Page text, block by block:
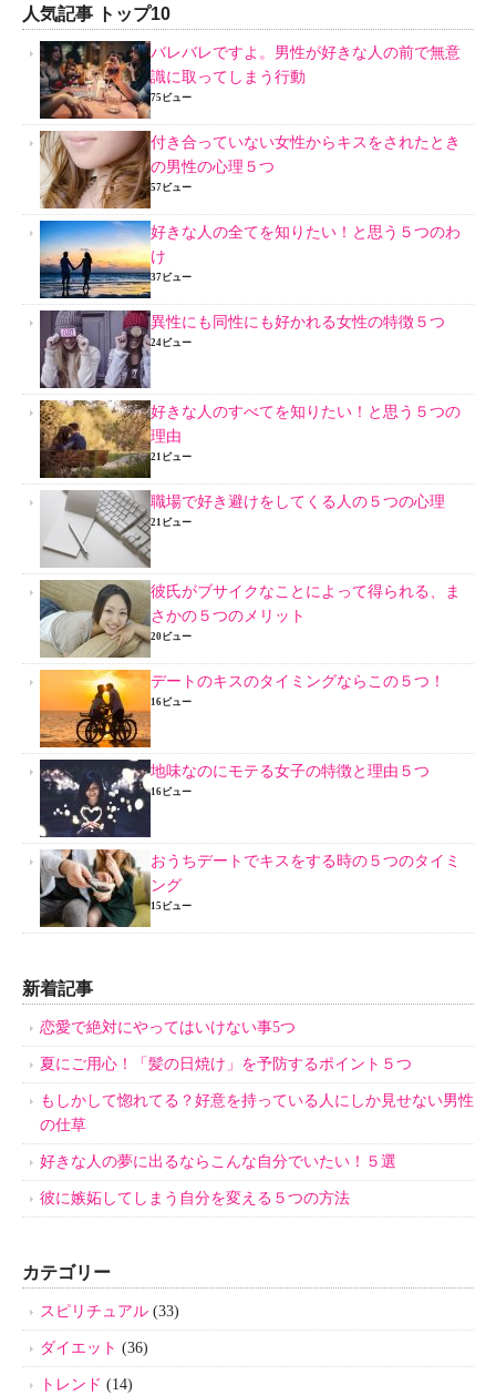
人気記事 トップ10
バレバレですよ。男性が好きな人の前で無意
識に取ってしまう行動
75ビュー
付き合っていない女性からキスをされたとき
の男性の心理５つ
57ビュー
好きな人の全てを知りたい！と思う５つのわ
け
37ビュー
異性にも同性にも好かれる女性の特徴５つ
24ビュー
好きな人のすべてを知りたい！と思う５つの
理由
21ビュー
職場で好き避けをしてくる人の５つの心理
21ビュー
彼氏がブサイクなことによって得られる、ま
さかの５つのメリット
20ビュー
デートのキスのタイミングならこの５つ！
16ビュー
地味なのにモテる女子の特徴と理由５つ
16ビュー
おうちデートでキスをする時の５つのタイミ
ング
15ビュー
新着記事
恋愛で絶対にやってはいけない事5つ
夏にご用心！「髪の日焼け」を予防するポイント５つ
もしかして惚れてる？好意を持っている人にしか見せない男性
の仕草
好きな人の夢に出るならこんな自分でいたい！５選
彼に嫉妬してしまう自分を変える５つの方法
カテゴリー
スピリチュアル (33)
ダイエット (36)
トレンド (14)